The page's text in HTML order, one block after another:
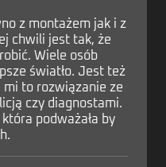
z montażem jak i z
chwili jest tak, że
Wiele osób
światło. Jest też
mi to rozwiązanie ze
czy diagnostami.
podważała by